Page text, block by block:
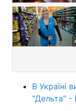
В Україні
"Дельта" -